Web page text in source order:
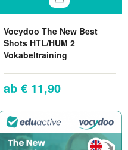
Vocydoo The New Best
Shots HTL/HUM 2
Vokabeltraining
€ 11,90